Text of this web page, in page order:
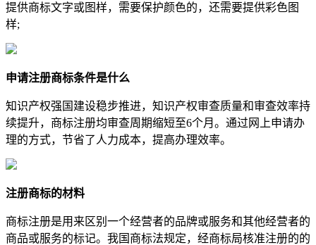
提供商标文字或图样，需要保护颜色的，还需要提供彩色图
样;
申请注册商标条件是什么
知识产权强国建设稳步推进，知识产权审查质量和审查效率持
续提升，商标注册均审查周期缩短至6个月。通过网上申请办
理的方式，节省了人力成本，提高办理效率。
注册商标的材料
商标注册是用来区别一个经营者的品牌或服务和其他经营者的
商品或服务的标记。我国商标法规定，经商标局核准注册的的